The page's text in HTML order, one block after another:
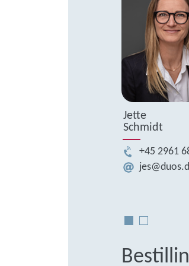
Altid hurtig, venlig,
Jette
Schmidt
+45 2961